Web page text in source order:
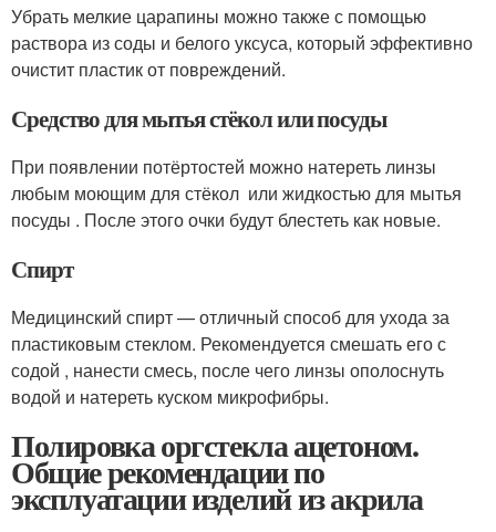
Убрать мелкие царапины можно также с помощью
раствора из соды и белого уксуса, который эффективно
очистит пластик от повреждений.
Средство для мытья стёкол или посуды
При появлении потёртостей можно натереть линзы
любым моющим для стёкол или жидкостью для мытья
посуды . После этого очки будут блестеть как новые.
Спирт
Медицинский спирт — отличный способ для ухода за
пластиковым стеклом. Рекомендуется смешать его с
содой , нанести смесь, после чего линзы ополоснуть
водой и натереть куском микрофибры.
Полировка оргстекла ацетоном.
Общие рекомендации по
эксплуатации изделий из акрила